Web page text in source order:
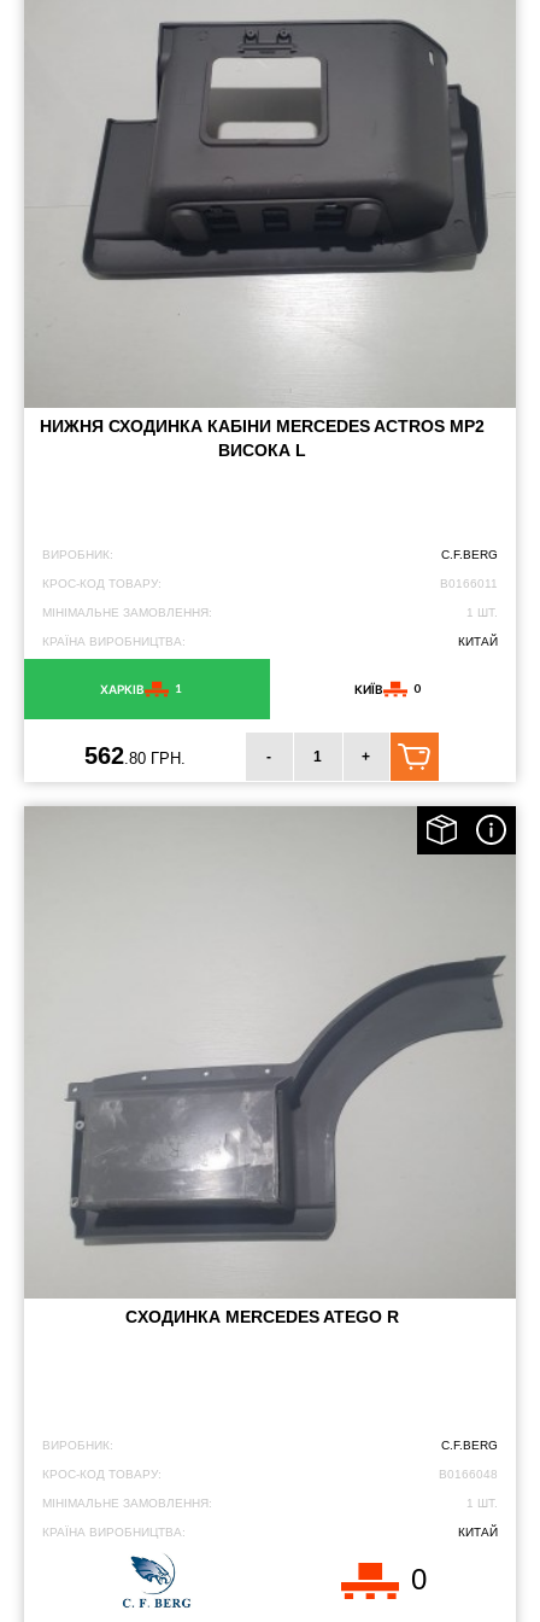
Запчастини
Інструменти
Оснащення причепів
Автономне опалення та кондиціонування
Стяжні ремені та троси
НИЖНЯ СХОДИНКА КАБІНИ MERCEDES ACTROS MP2
ВИСОКА L
ВИРОБНИК: C.F.BERG
КРОС-КОД ТОВАРУ: B0166011
МІНІМАЛЬНЕ ЗАМОВЛЕННЯ: 1 ШТ.
КРАЇНА ВИРОБНИЦТВА: КИТАЙ
ХАРКІВ 1 КИЇВ 0
562.80 ГРН. - +
CХОДИНКА MERCEDES ATEGO R
ВИРОБНИК: C.F.BERG
КРОС-КОД ТОВАРУ: B0166048
МІНІМАЛЬНЕ ЗАМОВЛЕННЯ: 1 ШТ.
КРАЇНА ВИРОБНИЦТВА: КИТАЙ
0